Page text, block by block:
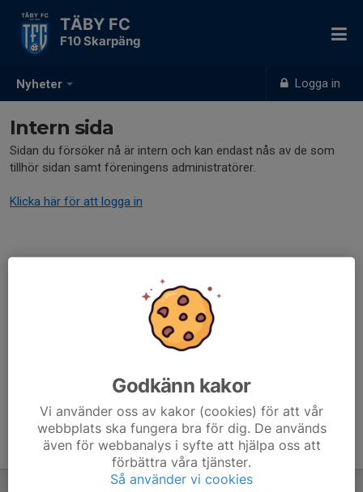
Nyheter Logga in
TÄBY FC
F10 Skarpäng
Intern sida
Sidan du försöker nå är intern och kan endast nås av de som
tillhör sidan samt föreningens administratörer.
Klicka här för att logga in
Godkänn kakor
Vi använder oss av kakor (cookies) för att vår
webbplats ska fungera bra för dig. De används
även för webbanalys i syfte att hjälpa oss att
förbättra våra tjänster.
Så använder vi cookies